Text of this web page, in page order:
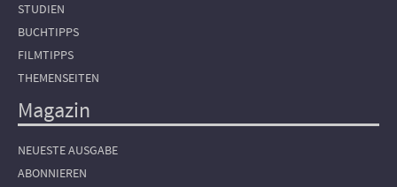
STUDIEN
BUCHTIPPS
FILMTIPPS
THEMENSEITEN
Magazin
NEUESTE AUSGABE
ABONNIEREN